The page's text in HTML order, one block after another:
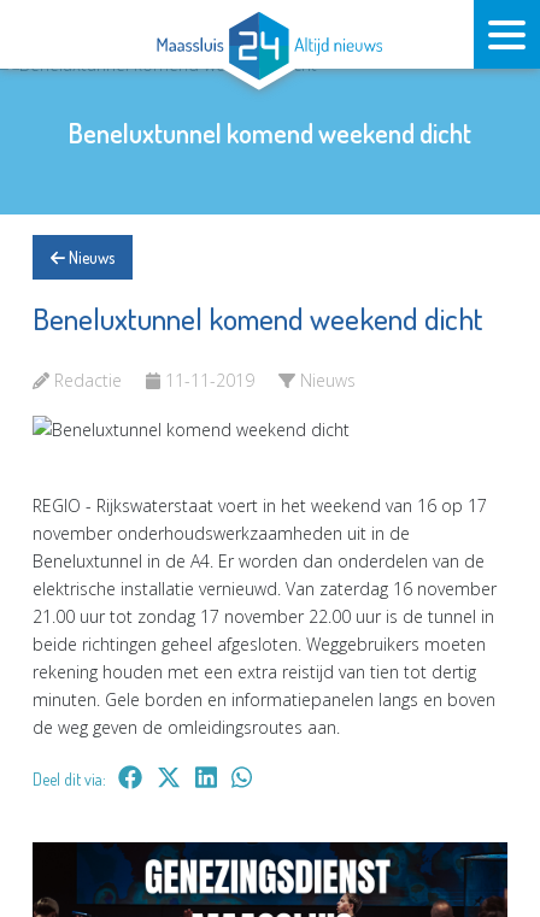
Beneluxtunnel komend weekend dicht
Nieuws
Beneluxtunnel komend weekend dicht
Redactie 11-11-2019 Nieuws
REGIO - Rijkswaterstaat voert in het weekend van 16 op 17
november onderhoudswerkzaamheden uit in de
Beneluxtunnel in de A4. Er worden dan onderdelen van de
elektrische installatie vernieuwd. Van zaterdag 16 november
21.00 uur tot zondag 17 november 22.00 uur is de tunnel in
beide richtingen geheel afgesloten. Weggebruikers moeten
rekening houden met een extra reistijd van tien tot dertig
minuten. Gele borden en informatiepanelen langs en boven
de weg geven de omleidingsroutes aan.
Deel dit via: